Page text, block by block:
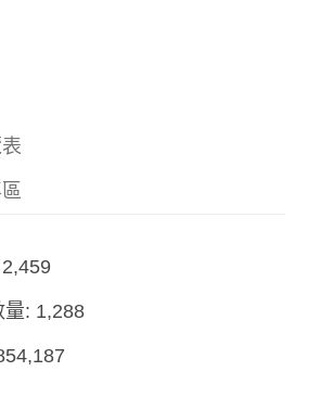
2,459
量: 1,288